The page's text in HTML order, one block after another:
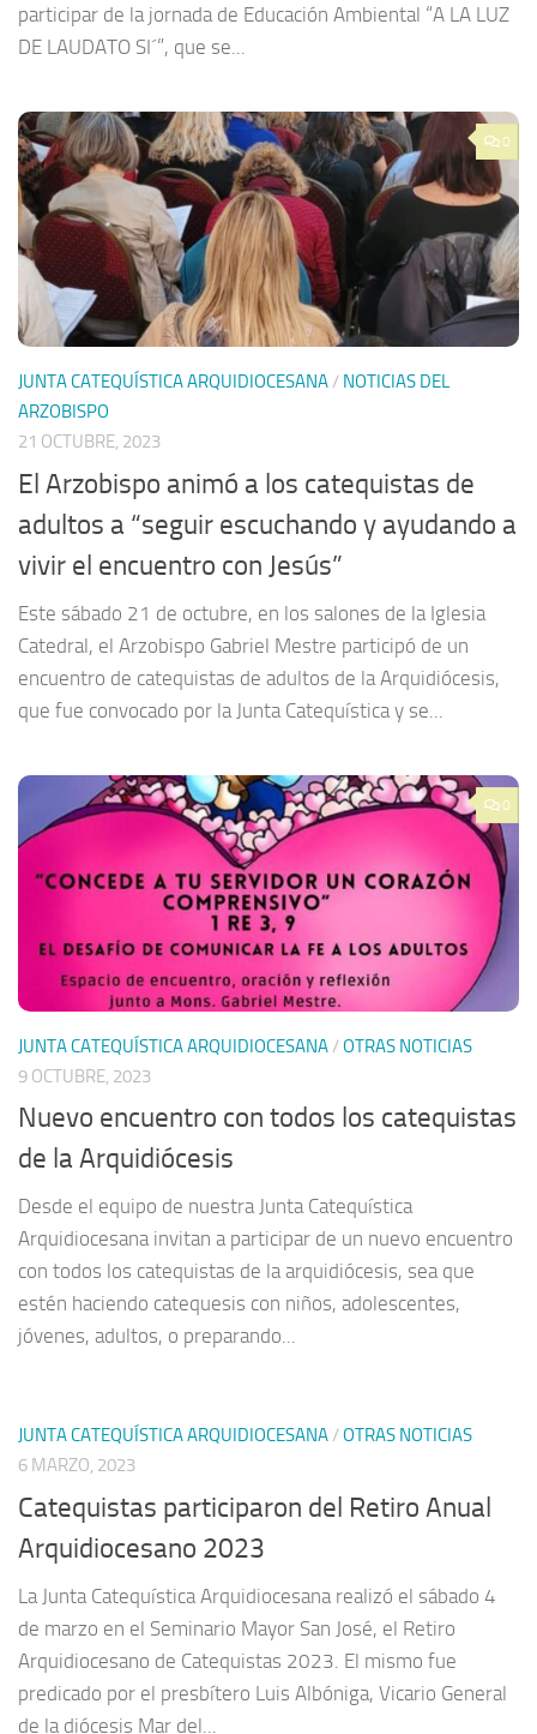
participar de la jornada de Educación Ambiental “A LA LUZ
DE LAUDATO SI´”, que se...
0
JUNTA CATEQUÍSTICA ARQUIDIOCESANA / NOTICIAS DEL
ARZOBISPO
21 OCTUBRE, 2023
El Arzobispo animó a los catequistas de
adultos a “seguir escuchando y ayudando a
vivir el encuentro con Jesús”
Este sábado 21 de octubre, en los salones de la Iglesia
Catedral, el Arzobispo Gabriel Mestre participó de un
encuentro de catequistas de adultos de la Arquidiócesis,
que fue convocado por la Junta Catequística y se...
0
JUNTA CATEQUÍSTICA ARQUIDIOCESANA /OTRAS NOTICIAS
9 OCTUBRE, 2023
Nuevo encuentro con todos los catequistas
de la Arquidiócesis
Desde el equipo de nuestra Junta Catequística
Arquidiocesana invitan a participar de un nuevo encuentro
con todos los catequistas de la arquidiócesis, sea que
estén haciendo catequesis con niños, adolescentes,
jóvenes, adultos, o preparando...
JUNTA CATEQUÍSTICA ARQUIDIOCESANA /OTRAS NOTICIAS
6 MARZO, 2023
Catequistas participaron del Retiro Anual
Arquidiocesano 2023
La Junta Catequística Arquidiocesana realizó el sábado 4
de marzo en el Seminario Mayor San José, el Retiro
Arquidiocesano de Catequistas 2023. El mismo fue
predicado por el presbítero Luis Albóniga, Vicario General
de la diócesis Mar del...